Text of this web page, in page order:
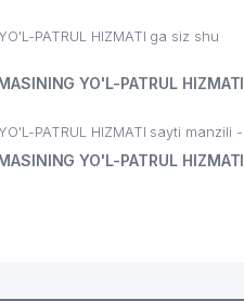
PATRUL HIZMATI ga siz shu
YO'L-PATRUL HIZMATI
PATRUL HIZMATI sayti manzili -
YO'L-PATRUL HIZMATI